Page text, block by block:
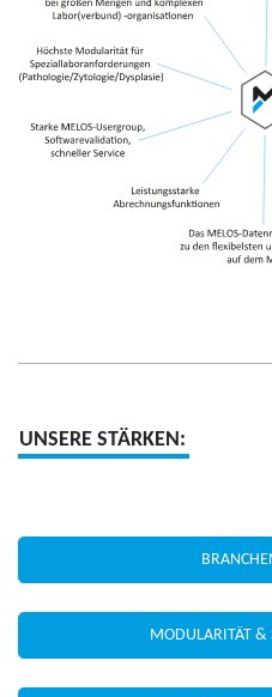
UNSERE STÄRKEN:
MODULARITÄT &